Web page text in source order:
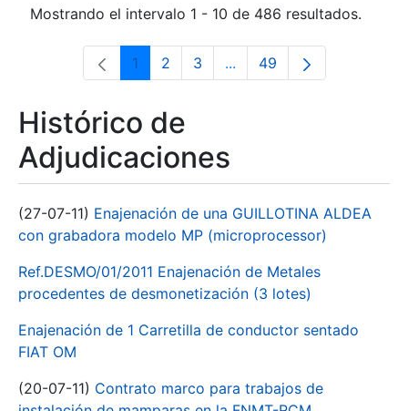
Mostrando el intervalo 1 - 10 de 486 resultados.
Página
1 Página
2 Página
3 ...Páginas intermedias Use
Página
49
Histórico de
Adjudicaciones
(27-07-11) Enajenación de una GUILLOTINA ALDEA
con grabadora modelo MP (microprocessor)
Ref.DESMO/01/2011 Enajenación de Metales
procedentes de desmonetización (3 lotes)
Enajenación de 1 Carretilla de conductor sentado
FIAT OM
(20-07-11) Contrato marco para trabajos de